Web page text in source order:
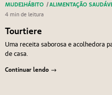
MUDE1HÁBITO /ALIMENTAÇÃO
4 min de leitura
Tourtiere
Uma receita saborosa e acolhedora
de casa.
Continuar lendo